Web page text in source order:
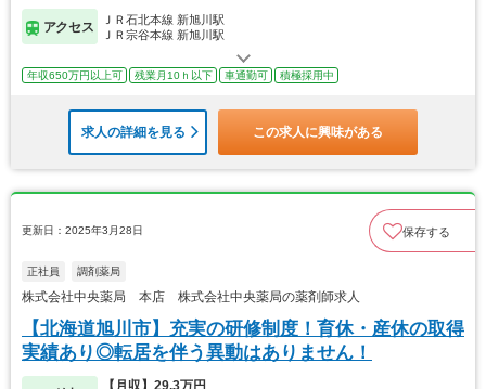
アクセス
ＪＲ石北本線 新旭川駅
ＪＲ宗谷本線 新旭川駅
年収650万円以上可 残業月10ｈ以下 車通勤可 積極採用中
求人の詳細を見る この求人に興味がある
更新日：2025年3月28日 保存する
正社員 調剤薬局
株式会社中央薬局 本店 株式会社中央薬局の薬剤師求人
【北海道旭川市】充実の研修制度！育休・産休の取得
実績あり◎転居を伴う異動はありません！
【月収】29.3万円